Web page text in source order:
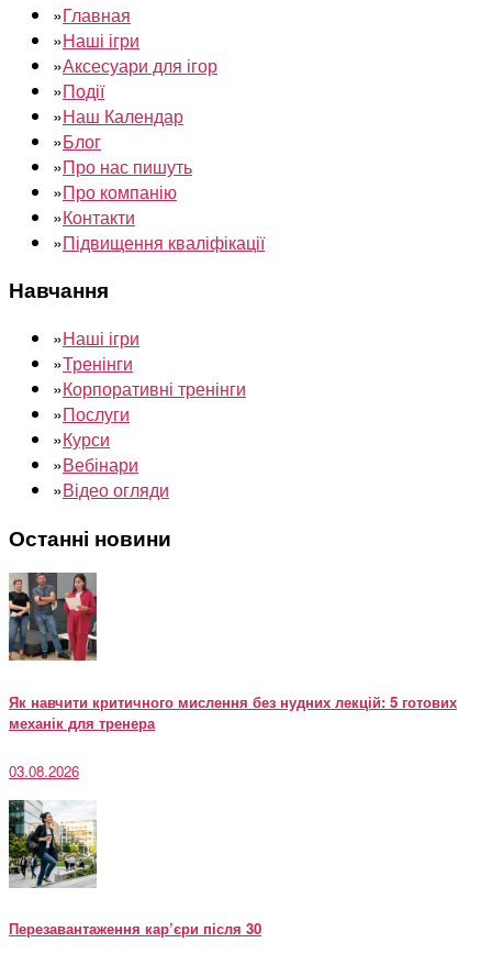
»Главная
»Наші ігри
»Аксесуари для ігор
»Події
»Наш Календар
»Блог
»Про нас пишуть
»Про компанію
»Контакти
»Підвищення кваліфікації
Навчання
»Наші ігри
»Тренінги
»Корпоративні тренінги
»Послуги
»Курси
»Вебінари
»Відео огляди
Останні новини
Як навчити критичного мислення без нудних лекцій: 5 готових
механік для тренера
03.08.2026
Перезавантаження кар’єри після 30